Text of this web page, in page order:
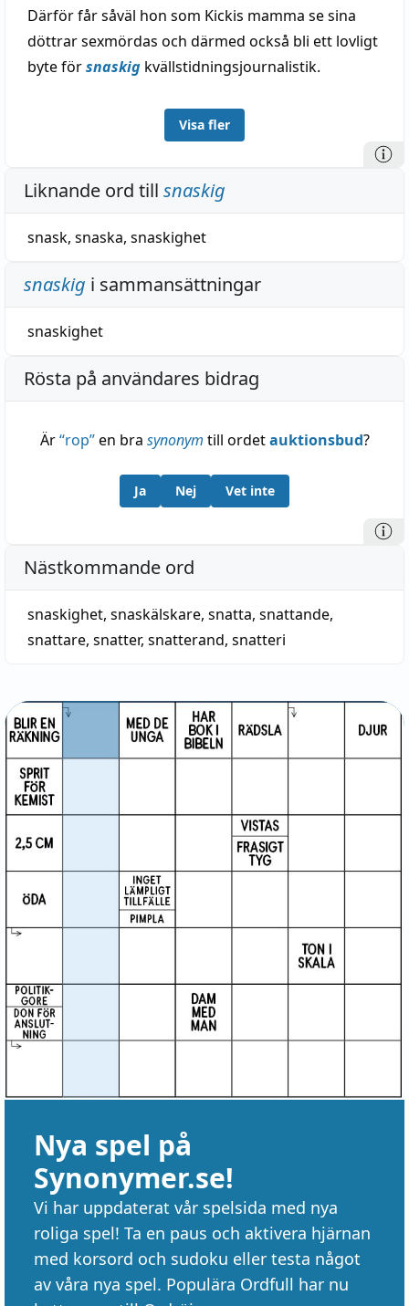
Därför får såväl hon som Kickis mamma se sina
döttrar sexmördas och därmed också bli ett lovligt
byte försnaskig kvällstidningsjournalistik.
Visa fler
Liknande ord till snaskig
snask, snaska, snaskighet
snaskig i sammansättningar
snaskighet
Rösta på användares bidrag
Är“rop”en bra synonym till ordetauktionsbud?
Ja Nej Vet inte
Nästkommande ord
snaskighet, snaskälskare, snatta, snattande,
snattare, snatter, snatterand, snatteri
Nya spel på
Synonymer.se!
Vi har uppdaterat vår spelsida med nya
roliga spel! Ta en paus och aktivera hjärnan
med korsord och sudoku eller testa något
av våra nya spel. Populära Ordfull har nu